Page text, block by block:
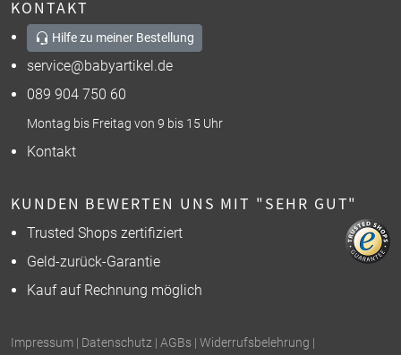
KONTAKT
Hilfe zu meiner Bestellung
service@babyartikel.de
089 904 750 60
Montag bis Freitag von 9 bis 15 Uhr
Kontakt
KUNDEN BEWERTEN UNS MIT "SEHR GUT"
Trusted Shops zertifiziert
Geld-zurück-Garantie
Kauf auf Rechnung möglich
Impressum | Datenschutz | AGBs | Widerrufsbelehrung |